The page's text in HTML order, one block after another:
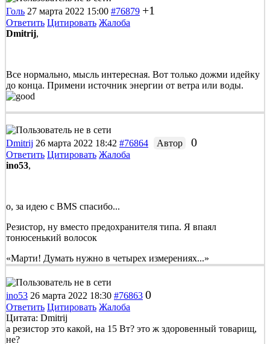
Голь 27 марта 2022 15:00 #76879 +1
Ответить Цитировать Жалоба
Dmitrij,
Все нормально, мысль интересная. Вот только дожми идейку
до конца. Примени источник энергии от ветра или воды.
Dmitrij 26 марта 2022 18:42 #76864 Автор 0
Ответить Цитировать Жалоба
ino53,
о, за идею с BMS спасибо...
Резистор, ну вместо предохранителя типа. Я впаял
тонюсенький волосок
«Марти! Думать нужно в четырех измерениях...»
ino53 26 марта 2022 18:30 #76863 0
Ответить Цитировать Жалоба
Цитата: Dmitrij
а резистор это какой, на 15 Вт? это ж здоровенный товарищ,
не?